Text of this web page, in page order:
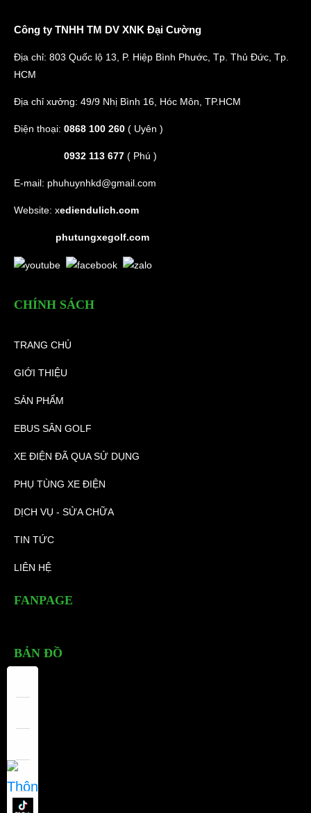
Công ty TNHH TM DV XNK Đại Cường
Địa chỉ: 803 Quốc lộ 13, P. Hiệp Bình Phước, Tp. Thủ Đức, Tp.
HCM
Địa chỉ xưởng: 49/9 Nhị Bình 16, Hóc Môn, TP.HCM
Điện thoại: 0868 100 260 ( Uyên )
0932 113 677 ( Phú )
E-mail: phuhuynhkd@gmail.com
Website: xediendulich.com
phutungxegolf.com
CHÍNH SÁCH
TRANG CHỦ
GIỚI THIỆU
SẢN PHẨM
EBUS SÂN GOLF
XE ĐIỆN ĐÃ QUA SỬ DỤNG
PHỤ TÙNG XE ĐIỆN
DỊCH VỤ - SỬA CHỮA
TIN TỨC
LIÊN HỆ
FANPAGE
BẢN ĐỒ